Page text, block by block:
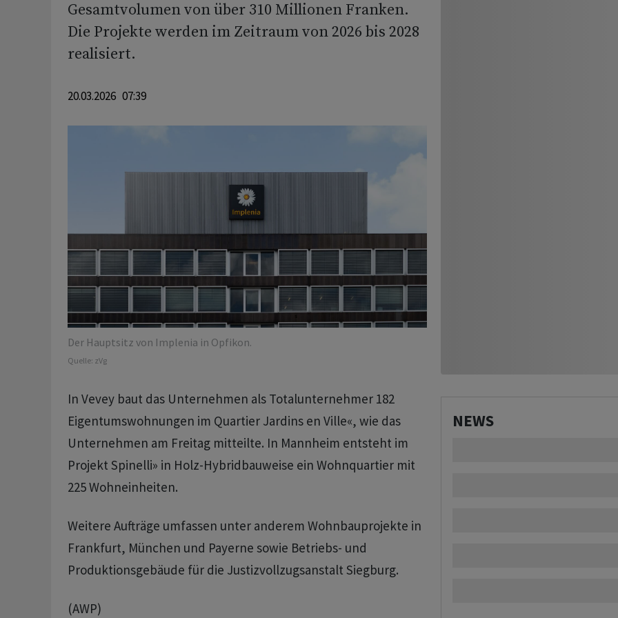
Gesamtvolumen von über 310 Millionen Franken.
Die Projekte werden im Zeitraum von 2026 bis 2028
realisiert.
20.03.2026 07:39
Der Hauptsitz von Implenia in Opfikon.
Quelle: zVg
In Vevey baut das Unternehmen als Totalunternehmer 182
Eigentumswohnungen im Quartier Jardins en Ville«, wie das
Unternehmen am Freitag mitteilte. In Mannheim entsteht im
Projekt Spinelli» in Holz-Hybridbauweise ein Wohnquartier mit
225 Wohneinheiten.
Weitere Aufträge umfassen unter anderem Wohnbauprojekte in
Frankfurt, München und Payerne sowie Betriebs- und
Produktionsgebäude für die Justizvollzugsanstalt Siegburg.
(AWP)
NEWS